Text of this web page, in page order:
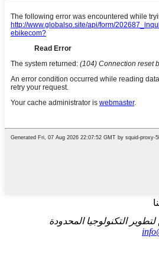
التكنولوجيا المحدودة